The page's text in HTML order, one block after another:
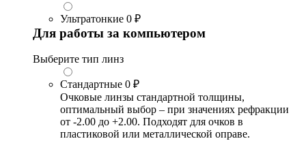
Ультратонкие 0 ₽
Для работы за компьютером
Выберите тип линз
Стандартные 0 ₽
Очковые линзы стандартной толщины,
оптимальный выбор – при значениях рефракции
от -2.00 до +2.00. Подходят для очков в
пластиковой или металлической оправе.